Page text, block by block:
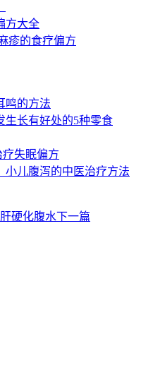
方大全
疹的食疗偏方
鸣的方法
生长有好处的5种零食
失眠偏方
小儿腹泻的中医治疗方法
硬化腹水下一篇